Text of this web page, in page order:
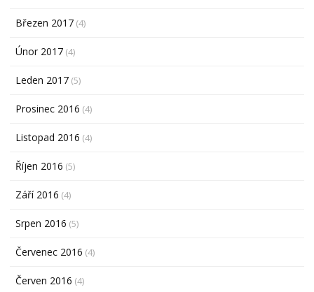
Březen 2017 (4)
Únor 2017 (4)
Leden 2017 (5)
Prosinec 2016 (4)
Listopad 2016 (4)
Říjen 2016 (5)
Září 2016 (4)
Srpen 2016 (5)
Červenec 2016 (4)
Červen 2016 (4)